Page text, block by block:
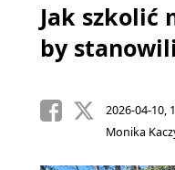
Jak szkolić
by
2026-04-10,
Monika